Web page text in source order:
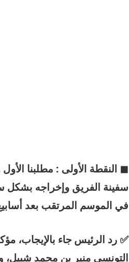
◼ النقطة الأولى : مطلبنا
سفينة الفريق وإخراجه بشكل
في الموسم المرتقب بعد
✅ رد الرئيس جاء بالإيجاب،
التونسي منير بن محمد شبيل،